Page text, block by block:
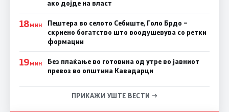
ако дојде на власт
18МИН
Пештера во селото Себиште, Голо Брдо –
скриено богатство што воодушевува со ретки
формации
19МИН
Без плаќање во готовина од утре во јавниот
превоз во општина Кавадарци
ПРИКАЖИ УШТЕ ВЕСТИ →